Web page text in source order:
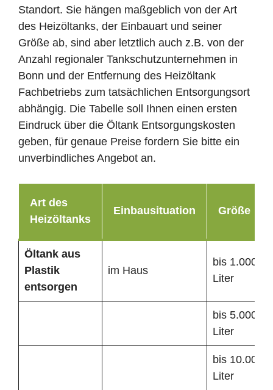
Standort. Sie hängen maßgeblich von der Art
des Heizöltanks, der Einbauart und seiner
Größe ab, sind aber letztlich auch z.B. von der
Anzahl regionaler Tankschutzunternehmen in
Bonn und der Entfernung des Heizöltank
Fachbetriebs zum tatsächlichen Entsorgungsort
abhängig. Die Tabelle soll Ihnen einen ersten
Eindruck über die Öltank Entsorgungskosten
geben, für genaue Preise fordern Sie bitte ein
unverbindliches Angebot an.
Art des
Heizöltanks
Einbausituation Größe
Öltank aus
Plastik
entsorgen
im Haus
bis 1.000
Liter
bis 5.000
Liter
bis 10.000
Liter